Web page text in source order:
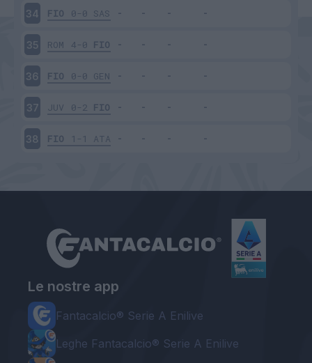
34 FIO 0-0 SAS
35 ROM 4-0 FIO
36 FIO 0-0 GEN
37 JUV 0-2 FIO
38 FIO 1-1 ATA
Le nostre app
Fantacalcio® Serie A Enilive
Leghe Fantacalcio® Serie A Enilive